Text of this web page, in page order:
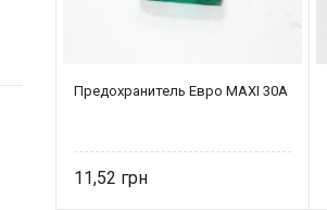
Предохранитель Eвро MAXI 30A
11,52